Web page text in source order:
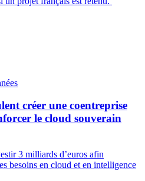
créer une coentreprise
le cloud souverain
3 milliards d’euros afin
besoins en cloud et en intelligence